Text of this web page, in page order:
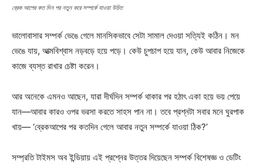
ব্রেক আপের কত দিন পর নতুন করে সম্পর্কে যাওয়া উচিত
ভালোবাসার সম্পর্ক ভেঙে গেলে মানসিকভাবে সেটা সামাল দেওয়া সত্যিই কঠিন। মন
ভেঙে যায়, আত্মবিশ্বাস নড়বড়ে হয়ে পড়ে। কেউ চুপচাপ হয়ে যান, কেউ আবার নিজেকে
কাজে ব্যস্ত রাখার চেষ্টা করেন।
আর অনেকে এমনও আছেন, যারা দীর্ঘদিন সম্পর্ক থাকার পর হঠাৎ একা হয়ে ভয় পেয়ে
যান—আবার কারও ওপর ভরসা করতে সাহস পান না। তবে প্রশ্নটা সবার মনে ঘুরপাক
খায়— ‘ব্রেকআপের পর কতদিন গেলে আবার নতুন সম্পর্কে যাওয়া ঠিক?’
সম্প্রতি টাইমস অব ইন্ডিয়ায় এই প্রশ্নের উত্তর দিয়েছেন সম্পর্ক বিশেষজ্ঞ ও ডেটিং